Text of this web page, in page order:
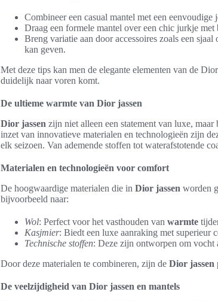
Combineer een casual mantel met een
Draag een formele mantel over een chic jurkje
Breng variatie aan door accessoires zoals een
kan geven.
Met deze tips kan men de elegante elementen van de
duidelijk naar voren komt.
De ultieme warmte van Dior jassen
Dior jassen zijn niet alleen een statement van luxe, maar
inzet van innovatieve materialen en technologieën zijn
elk seizoen. Van ademende stoffen tot waterafstotende
Materialen en technologieën voor comfort
De hoogwaardige materialen die in Dior jassen worden
bijvoorbeeld naar:
Wol: Perfect voor het vasthouden van warmte
Kasjmier: Biedt een luxe aanraking met superieur
Technische stoffen: Deze zijn ontworpen om vocht
Door deze materialen te combineren, zijn de Dior jassen
De veelzijdigheid van Dior jassen en mantels